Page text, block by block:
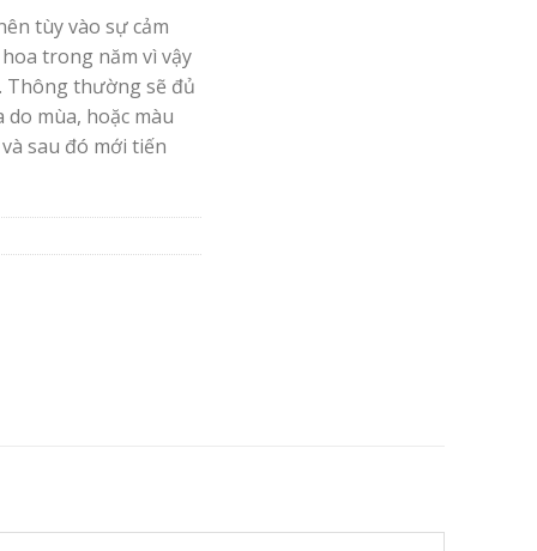
tùy vào sự cảm
trong năm vì vậy
Thông thường sẽ đủ
mùa, hoặc màu
sau đó mới tiến